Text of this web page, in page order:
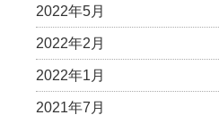
2022年5月
2022年2月
2022年1月
2021年7月